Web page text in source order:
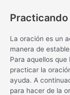
La oración es un
manera de
Para aquellos
practicar la
ayuda. A
para hacer de la